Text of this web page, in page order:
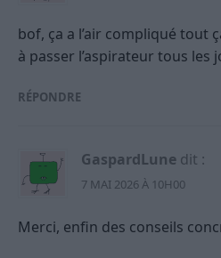
bof, ça a l’air compliqué tout
à passer l’aspirateur tous les
RÉPONDRE
GaspardLune dit :
7 MAI 2026 À 10H00
Merci, enfin des conseils